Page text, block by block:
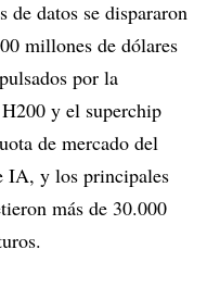
de datos se dispararon
millones de dólares
por la
y el superchip
de mercado del
IA, y los principales
más de 30.000